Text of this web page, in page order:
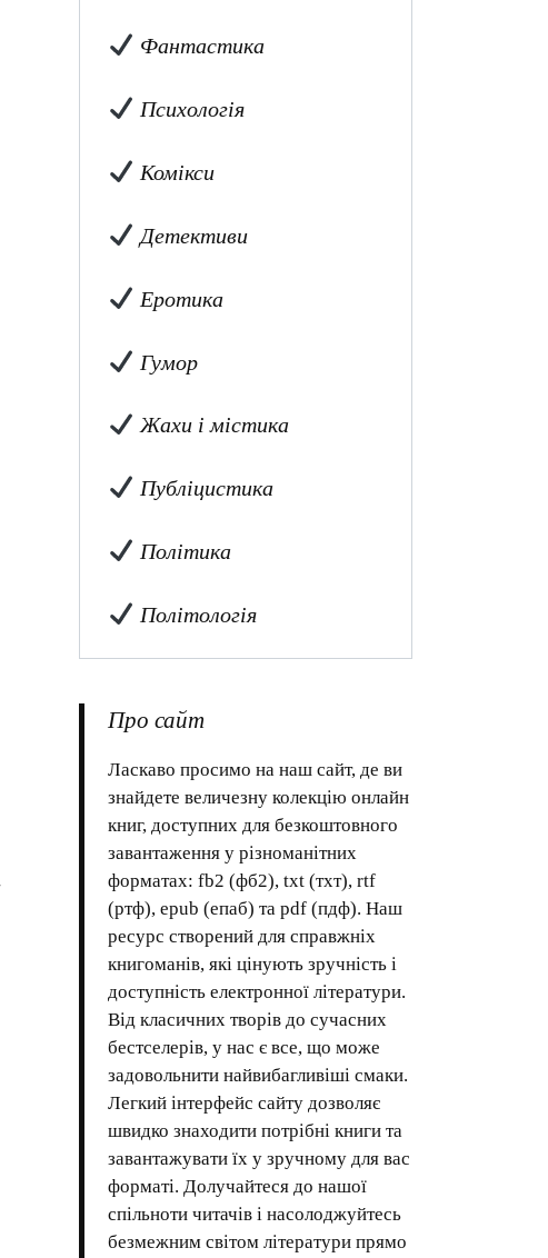
Фантастика
Психологія
Комікси
Детективи
Еротика
Гумор
Жахи і містика
Публіцистика
Політика
Політологія
Про сайт
Ласкаво просимо на наш сайт, де ви
знайдете величезну колекцію онлайн
книг, доступних для безкоштовного
завантаження у різноманітних
форматах: fb2 (фб2), txt (тхт), rtf
(ртф), epub (епаб) та pdf (пдф). Наш
ресурс створений для справжніх
книгоманів, які цінують зручність і
доступність електронної літератури.
Від класичних творів до сучасних
бестселерів, у нас є все, що може
задовольнити найвибагливіші смаки.
Легкий інтерфейс сайту дозволяє
швидко знаходити потрібні книги та
завантажувати їх у зручному для вас
форматі. Долучайтеся до нашої
спільноти читачів і насолоджуйтесь
безмежним світом літератури прямо